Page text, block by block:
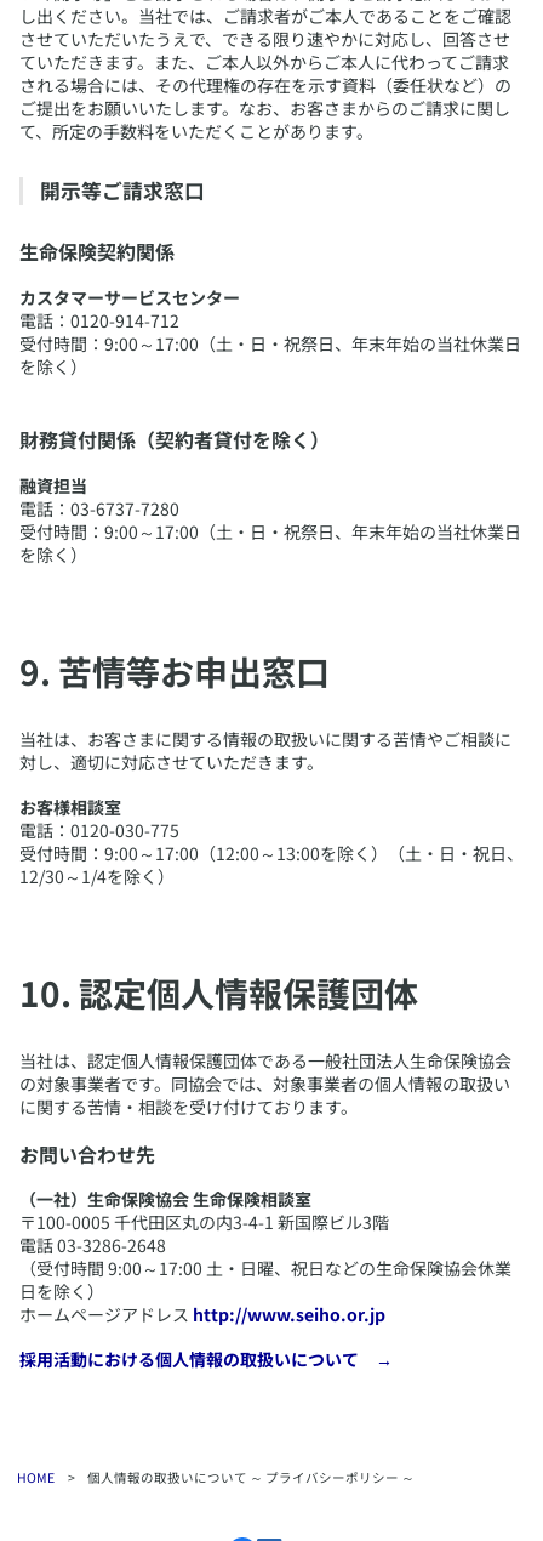
当社は、本宣言に基づき、個人情報の取扱いに関する方針とし
て、この「個人情報の取扱いについて ～ プライバシーポリシー
～」を定めています。
2. 社内規程の整備と周知
当社は個人データを適切に管理するために、社内規程により、個
人情報取扱責任者を定め、その取扱い方法等を明確にし、役職員
向けに個人情報取扱いのライフサイクルごとにその留意事項を周
知しています。
3. 組織的安全管理措置
・当社は、個人情報保護管理に関する体制を整備し、同体制につ
いて役職員に教育・周知徹底する責任者として「データプライバ
シーオフィサー（個人情報管理統括責任者）」を設置していま
す。
・各部署の長は、個人情報取扱責任者として担当部署において取
得した個々の個人データの利用・管理について第一義的責任を有
した個人データを把握し、適切に利用・管理する態勢を整備して
います。
場合またはそのおそれがある場合の報告体制を整備し、迅速な調
査と被害拡大防止に努めています。
・個人データの取扱状況について、定期的に自主点検を実施する
とともに、内部監査を実施しています。
取付けるとともに、E-ラーニングやテストなど定期的なトレーニ
ングを実施しています。
・当社は取り扱う情報の重要度にもとづいてオフィスエリアごと
にセキュリティレベルを設定し、拠点ごとの環境および設備を考
慮して、入退室制御や監視など物理セキュリティ対策を実施して
います。
・書類等の盗難又は紛失等を防止するために施錠管理を徹底し、
個人データを取り扱う機器、電子媒体等を持ち運ぶ際、アクセス
権の無い者に個人データが流出しないよう措置を実施していま
・当社はアクサグループが定義する情報セキュリティスタンダー
ド等に基づき、アクセス制御を実施して、担当者及び取り扱う個
・個人データを取り扱う情報システムを外部からの不正アクセス
又は不正ソフトウェアから保護する仕組みを導入しています。
7. 委託に関する安全管理措置
当社は、個人データの取扱いを委託する場合には、委託先選定基
準に合致した適切な委託先を選定するとともに、委託先の義務と
責任を契約により明確にし、安全管理措置状況を定期的に確認す
る等、委託先において個人情報が安全に管理されるよう適切に監
督いたします。
8. 外的環境の把握
当社は、外国にある第三者に個人データを提供する場合には、適
切な提供先を選定するとともに、提供先の義務と責任を契約によ
り明確にする等、提供先において個人データが安全に管理される
ために必要な措置を講じることとしています。
個人データの安全管理措置は、定期的に見直し、改善してまいり
し出ください。当社では、ご請求者がご本人であることをご確認
させていただいたうえで、できる限り速やかに対応し、回答させ
ていただきます。また、ご本人以外からご本人に代わってご請求
される場合には、その代理権の存在を示す資料（委任状など）の
ご提出をお願いいたします。なお、お客さまからのご請求に関し
て、所定の手数料をいただくことがあります。
​開示等ご請求窓口
生命保険契約関係
カスタマーサービスセンター
電話：0120-914-712
受付時間：9:00～17:00（土・日・祝祭日、年末年始の当社休業日
を除く）
財務貸付関係（契約者貸付を除く）
融資担当
電話：03-6737-7280
受付時間：9:00～17:00（土・日・祝祭日、年末年始の当社休業日
を除く）
​9. 苦情等お申出窓口
​当社は、お客さまに関する情報の取扱いに関する苦情やご相談に
対し、適切に対応させていただきます。
お客様相談室
電話：0120-030-775
受付時間：9:00～17:00（12:00～13:00を除く）（土・日・祝日、
12/30～1/4を除く）
​10. 認定個人情報保護団体
​当社は、認定個人情報保護団体である一般社団法人生命保険協会
の対象事業者です。同協会では、対象事業者の個人情報の取扱い
に関する苦情・相談を受け付けております。
お問い合わせ先
（一社）生命保険協会 生命保険相談室
〒100-0005 千代田区丸の内3-4-1 新国際ビル3階
電話 03-3286-2648
（受付時間 9:00～17:00 土・日曜、祝日などの生命保険協会休業
日を除く）
ホームページアドレス http://www.seiho.or.jp
​採用活動における個人情報の取扱いについて →
HOME > 個人情報の取扱いについて ～ プライバシーポリシー ～